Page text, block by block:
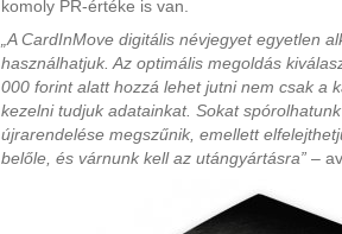
komoly PR-értéke is van.
„A CardInMove digitális névjegyet egyetlen
használhatjuk. Az optimális megoldás
000 forint alatt hozzá lehet jutni nem csak a
kezelni tudjuk adatainkat. Sokat
újrarendelése megszűnik, emellett
belőle, és várnunk kell az utángyártásra” –